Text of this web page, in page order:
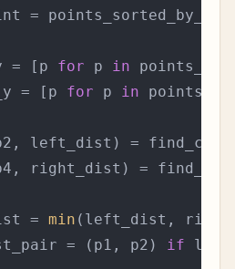
=
= [p
for p in
= [p
for p in
left_dist) =
right_dist) =
=
min (left_dist,
= (p1, p2)
if